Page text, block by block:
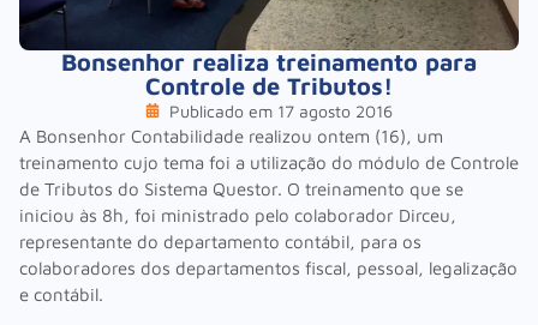
Bonsenhor realiza treinamento para
Controle de Tributos!
Publicado em 17 agosto 2016
A Bonsenhor Contabilidade realizou ontem (16), um
treinamento cujo tema foi a utilização do módulo de Controle
de Tributos do Sistema Questor. O treinamento que se
iniciou às 8h, foi ministrado pelo colaborador Dirceu,
representante do departamento contábil, para os
colaboradores dos departamentos fiscal, pessoal, legalização
e contábil.